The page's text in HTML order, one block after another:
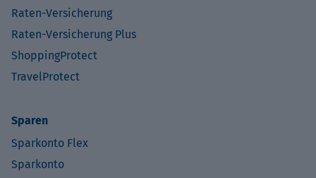
Raten-Versicherung
Raten-Versicherung Plus
ShoppingProtect
TravelProtect
Sparen
Sparkonto Flex
Sparkonto